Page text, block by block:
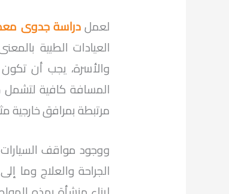
لعملدراسة جدوى
العيادات الطبية
والأسرة، يجب أن
المسافة كافية لتشمل
مرتبطة بمرافق خارجية
ووجود مواقف
الجراحة والعلاج وما